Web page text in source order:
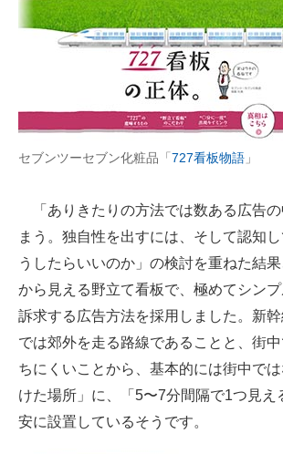
セブンツーセブン化粧品「 727看板物語 」
「ありきたりの方法では数ある広告の
まう。独自性を出すには、そして認知
うしたらいいのか」の検討を重ねた結
から見える野立て看板で、極めてシン
訴求する広告方法を採用しました。新
では郊外を走る路線であることと、街
ちにくいことから、基本的には街中で
けた場所」に、「5〜7分間隔で1つ見え
安に設置しているそうです。